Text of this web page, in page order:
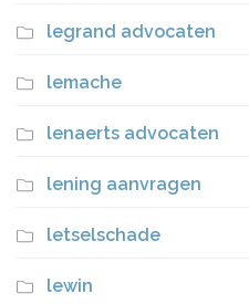
legrand advocaten
lemache
lenaerts advocaten
lening aanvragen
letselschade
lewin